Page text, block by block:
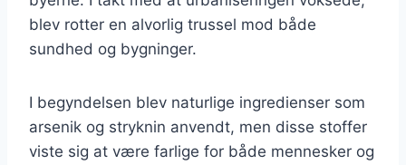
blev rotter en alvorlig trussel mod både
sundhed og bygninger.
I begyndelsen blev naturlige ingredienser som
arsenik og stryknin anvendt, men disse stoffer
viste sig at være farlige for både mennesker og